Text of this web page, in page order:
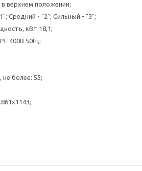
верхнем положении;
Средний - "2"; Сильный - "3";
кВт 18,1;
400В 50Гц;
не более: 55;